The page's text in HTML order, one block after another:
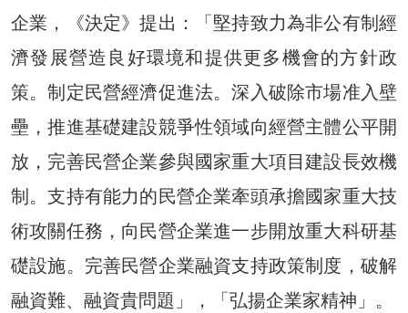
企業，《決定》提出：「堅持致力為非公有制經
濟發展營造良好環境和提供更多機會的方針政
策。制定民營經濟促進法。深入破除市場准入壁
壘，推進基礎建設競爭性領域向經營主體公平開
放，完善民營企業參與國家重大項目建設長效機
制。支持有能力的民營企業牽頭承擔國家重大技
術攻關任務，向民營企業進一步開放重大科研基
礎設施。完善民營企業融資支持政策制度，破解
融資難、融資貴問題」，「弘揚企業家精神」。